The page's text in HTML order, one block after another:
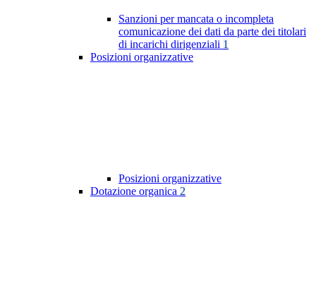
Sanzioni per mancata o incompleta
comunicazione dei dati da parte dei titolari
di incarichi dirigenziali 1
Posizioni organizzative
Posizioni organizzative
Dotazione organica 2